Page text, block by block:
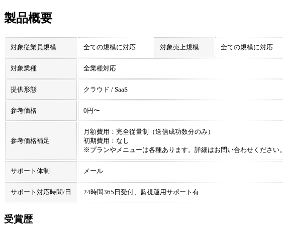
製品概要
対象従業員規模 全ての規模に対応 対象売上規模 全ての規模に対応
対象業種 全業種対応
提供形態 クラウド / SaaS
参考価格 0円〜
参考価格補足
月額費用：完全従量制（送信成功数分のみ）
初期費用：なし
※プランやメニューは各種あります。詳細はお問い合わせください。
サポート体制 メール
サポート対応時間/日 24時間365日受付、監視運用サポート有
受賞歴